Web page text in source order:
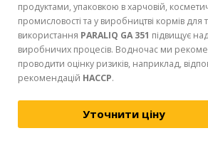
продуктами, упаковкою в харчовій,
промисловості та у виробництві кормів
використання PARALIQ GA 351 підвищує
виробничих процесів. Водночас ми
проводити оцінку ризиків, наприклад,
рекомендацій HACCP.
Уточнити ціну